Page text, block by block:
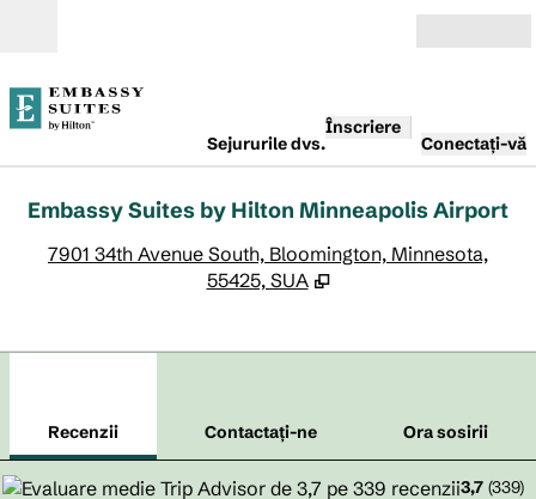
Sejururile dvs.
Înscriere
Conectați-vă
Embassy Suites by Hilton Minneapolis Airport
7901 34th Avenue South, Bloomington, Minnesota,
55425, SUA
Recenzii Contactaţi-ne
Ora sosirii
3,7 (339)